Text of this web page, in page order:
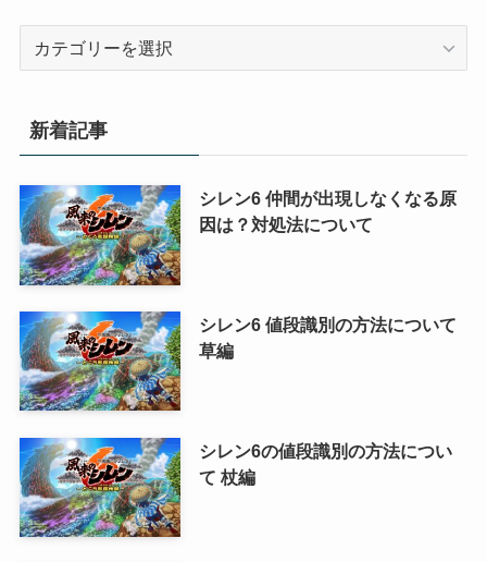
リ
ー
新着記事
シレン6 仲間が出現しなくなる原
因は？対処法について
シレン6 値段識別の方法について
草編
シレン6の値段識別の方法につい
て 杖編